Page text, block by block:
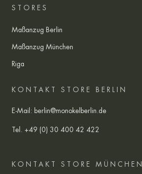
STORES
Maßanzug Berlin
Maßanzug München
Riga
KONTAKT STORE BERLIN
E-Mail: berlin@monokelberlin.de
Tel. +49 (0) 30 400 42 422
KONTAKT STORE MÜNCHEN